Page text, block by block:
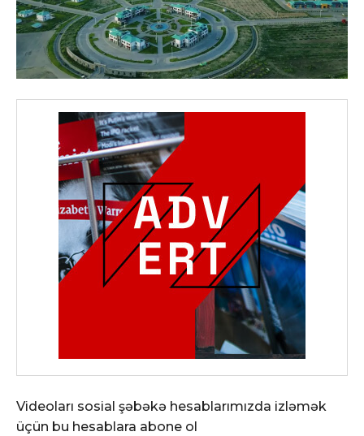
Videoları sosial şəbəkə hesablarımızda izləmək
üçün bu hesablara abone ol